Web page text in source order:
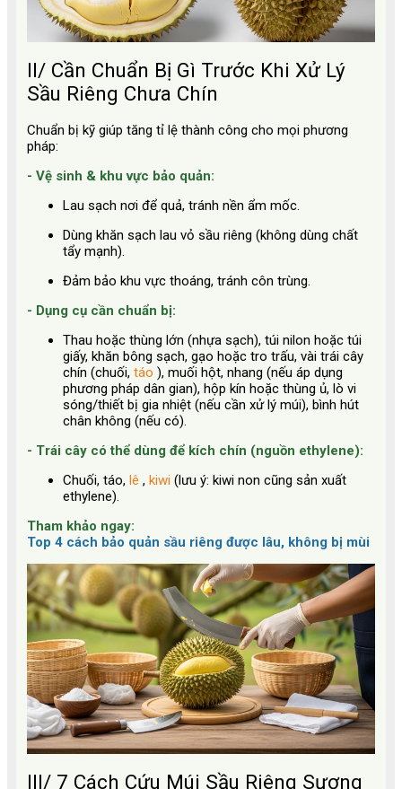
II/ Cần Chuẩn Bị Gì Trước Khi Xử Lý
Sầu Riêng Chưa Chín
Chuẩn bị kỹ giúp tăng tỉ lệ thành công cho mọi phương
pháp:
- Vệ sinh & khu vực bảo quản:
Lau sạch nơi để quả, tránh nền ẩm mốc.
Dùng khăn sạch lau vỏ sầu riêng (không dùng chất
tẩy mạnh).
Đảm bảo khu vực thoáng, tránh côn trùng.
- Dụng cụ cần chuẩn bị:
Thau hoặc thùng lớn (nhựa sạch), túi nilon hoặc túi
giấy, khăn bông sạch, gạo hoặc tro trấu, vài trái cây
chín (chuối, táo ), muối hột, nhang (nếu áp dụng
phương pháp dân gian), hộp kín hoặc thùng ủ, lò vi
sóng/thiết bị gia nhiệt (nếu cần xử lý múi), bình hút
chân không (nếu có).
- Trái cây có thể dùng để kích chín (nguồn ethylene):
Chuối, táo, lê , kiwi (lưu ý: kiwi non cũng sản xuất
ethylene).
Tham khảo ngay:
Top 4 cách bảo quản sầu riêng được lâu, không bị mùi
III/ 7 Cách Cứu Múi Sầu Riêng Sượng